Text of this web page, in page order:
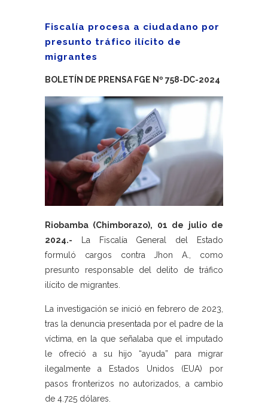
Fiscalía procesa a ciudadano por
presunto tráfico ilícito de
migrantes
BOLETÍN DE PRENSA FGE Nº 758-DC-2024
Riobamba (Chimborazo), 01 de julio de
2024.- La Fiscalía General del Estado
formuló cargos contra Jhon A., como
presunto responsable del delito de tráfico
ilícito de migrantes.
La investigación se inició en febrero de 2023,
tras la denuncia presentada por el padre de la
víctima, en la que señalaba que el imputado
le ofreció a su hijo “ayuda” para migrar
ilegalmente a Estados Unidos (EUA) por
pasos fronterizos no autorizados, a cambio
de 4.725 dólares.